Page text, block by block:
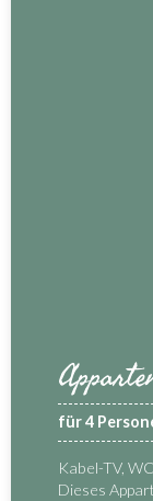
für 4
Kabel-TV,
Dieses